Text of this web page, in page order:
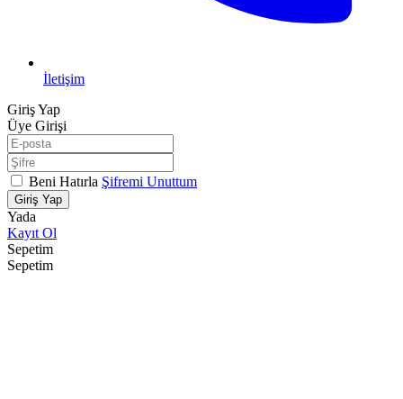
İletişim
Giriş Yap
Üye Girişi
Beni Hatırla Şifremi Unuttum
Giriş Yap
Yada
Kayıt Ol
Sepetim
Sepetim